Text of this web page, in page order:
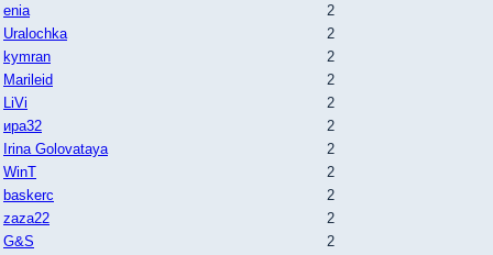
enia
2
Uralochka
2
kymran
2
Marileid
2
LiVi
2
ира32
2
Irina Golovataya
2
WinT
2
baskerc
2
zaza22
2
G&S
2